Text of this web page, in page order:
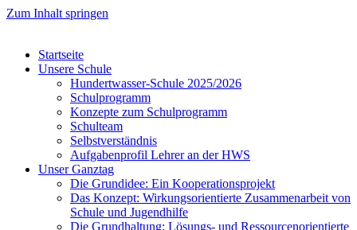
Zum Inhalt springen
Startseite
Unsere Schule
Hundertwasser-Schule 2025/2026
Schulprogramm
Konzepte zum Schulprogramm
Schulteam
Selbst­ver­ständ­nis
Aufgabenprofil Lehrer an der HWS
Unser Ganztag
Die Grundidee: Ein Kooperationsprojekt
Das Konzept: Wirkungsorientierte Zusammenarbeit von
Schule und Jugendhilfe
Die Grundhaltung: Lösungs- und Ressourcenorientierte